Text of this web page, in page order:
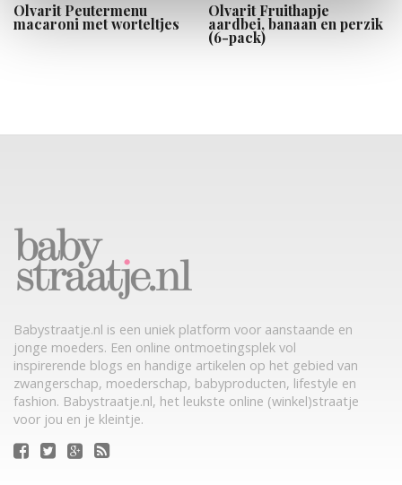
Olvarit Peutermenu
macaroni met worteltjes
Olvarit Fruithapje
aardbei, banaan en perzik
(6-pack)
Babystraatje.nl is een uniek platform voor aanstaande en
jonge moeders. Een online ontmoetingsplek vol
inspirerende blogs en handige artikelen op het gebied van
zwangerschap, moederschap, babyproducten, lifestyle en
fashion. Babystraatje.nl, het leukste online (winkel)straatje
voor jou en je kleintje.